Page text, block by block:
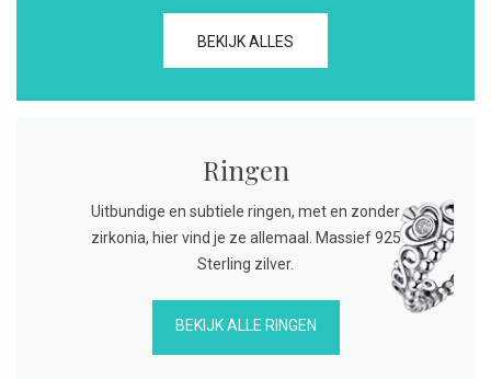
BEKIJK ALLES
Ringen
Uitbundige en subtiele ringen, met en zonder
zirkonia, hier vind je ze allemaal. Massief 925
Sterling zilver.
BEKIJK ALLE RINGEN